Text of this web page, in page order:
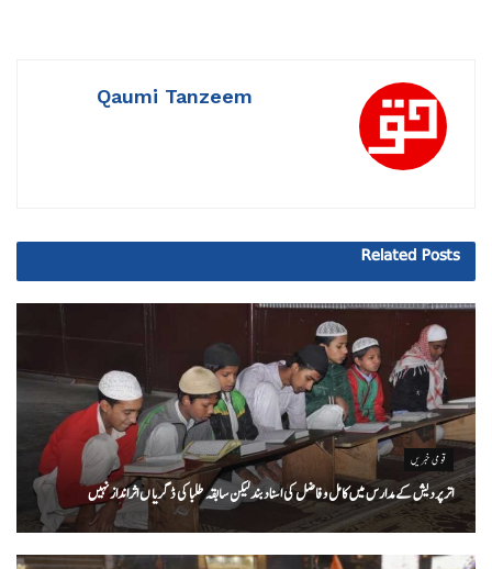
Qaumi Tanzeem
Related Posts
قومی خبریں
اتر پردیش کےمدارس میں کامل و فاضل کی اسناد بند لیکن سابقہ طلبا کی ڈگریا ں اثرانداز نہیں